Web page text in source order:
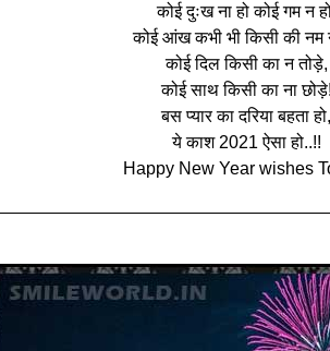
कोई दुःख ना हो कोई गम न
कोई आंख कभी भी किसी की नम
कोई दिल किसी का न तोड़े,
कोई साथ किसी का ना छोड़े!
बस प्यार का दरिया बहता हो,
ये काश 2021 ऐसा हो..!!
Happy New Year wishes